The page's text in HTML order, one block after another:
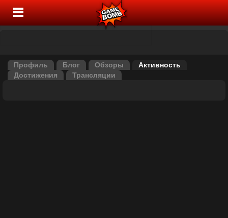
Профиль Блог Обзоры
Активность
Достижения
Трансляции